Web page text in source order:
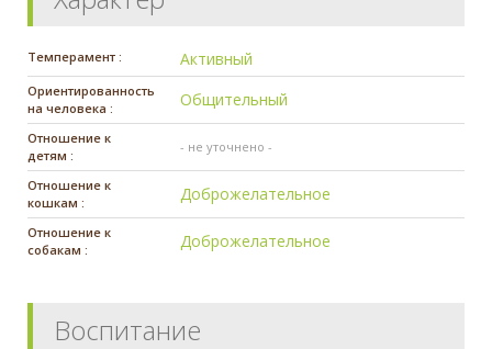
Темперамент : Активный
Ориентированность
на человека :
Общительный
Отношение к
детям :
- не уточнено -
Отношение к
кошкам :
Доброжелательное
Отношение к
собакам :
Доброжелательное
Воспитание